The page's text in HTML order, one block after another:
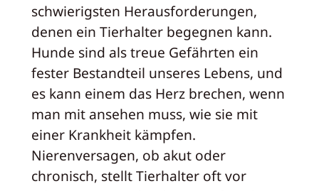
schwierigsten Herausforderungen,
denen ein Tierhalter begegnen kann.
Hunde sind als treue Gefährten ein
fester Bestandteil unseres Lebens, und
es kann einem das Herz brechen, wenn
man mit ansehen muss, wie sie mit
einer Krankheit kämpfen.
Nierenversagen, ob akut oder
chronisch, stellt Tierhalter oft vor